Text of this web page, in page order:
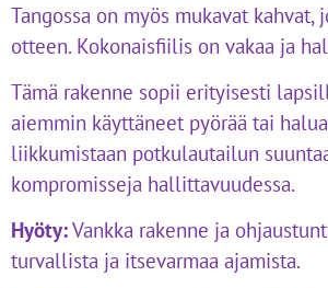
Tangossa on myös mukavat kahvat,
otteen. Kokonaisfiilis on vakaa ja
Tämä rakenne sopii erityisesti
aiemmin käyttäneet pyörää tai
liikkumistaan potkulautailun
kompromisseja hallittavuudessa.
Hyöty:Vankka rakenne ja
turvallista ja itsevarmaa ajamista.